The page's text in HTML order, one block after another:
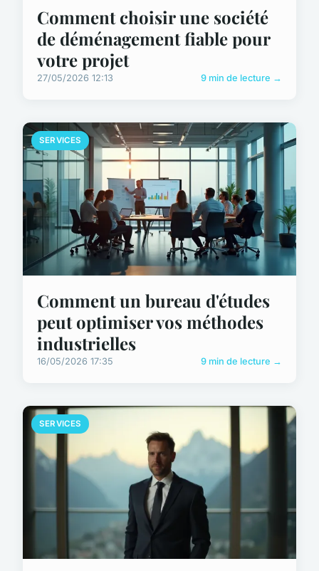
Comment choisir une société
de déménagement fiable pour
votre projet
27/05/2026 12:13 9 min de lecture →
SERVICES
Comment un bureau d'études
peut optimiser vos méthodes
industrielles
16/05/2026 17:35 9 min de lecture →
SERVICES